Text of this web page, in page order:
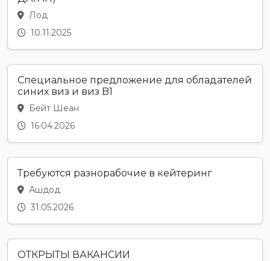
Лод
10.11.2025
Специальное предложение для обладателей
синих виз и виз B1
Бейт Шеан
16.04.2026
Требуются разнорабочие в кейтеринг
Ашдод
31.05.2026
ОТКРЫТЫ ВАКАНСИИ